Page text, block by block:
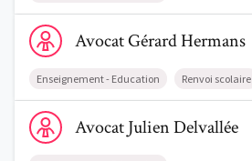
Voir le profil de AvocatGérard Hermans
AvocatGérardHermans
Enseignement - Education Renvoi scolaire
Voir le profil de AvocatJulien Delvallée
AvocatJulienDelvallée